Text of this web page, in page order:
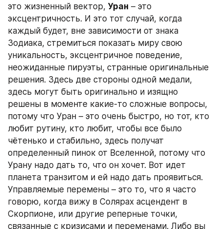
это жизненный вектор, Уран – это
эксцентричность. И это тот случай, когда
каждый будет, вне зависимости от знака
Зодиака, стремиться показать миру свою
уникальность, эксцентричное поведение,
неожиданные пируэты, странные оригинальные
решения. Здесь две стороны одной медали,
здесь могут быть оригинально и изящно
решены в моменте какие-то сложные вопросы,
потому что Уран – это очень быстро, но тот, кто
любит рутину, кто любит, чтобы все было
чётенько и стабильно, здесь получат
определенный пинок от Вселенной, потому что
Урану надо дать то, что он хочет. Вот идет
планета транзитом и ей надо дать проявиться.
Управляемые перемены – это то, что я часто
говорю, когда вижу в Солярах асцендент в
Скорпионе, или другие реперные точки,
связанные с кризисами и переменами. Либо вы